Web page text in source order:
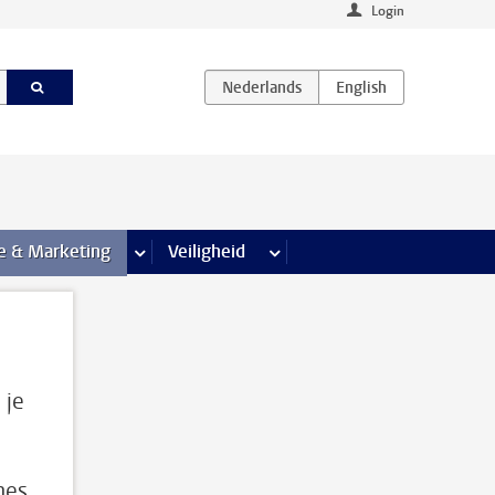
Login
& Marketing meer Communicatie & Marketing pagina’s
Veiligheid meer Veiligheid pagina’s
je